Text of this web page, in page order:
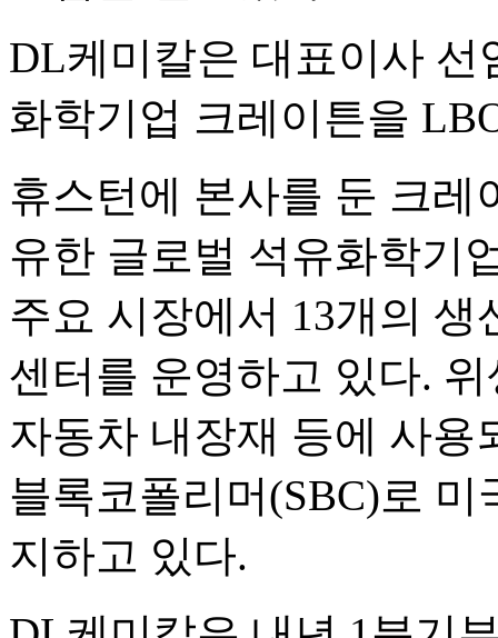
DL케미칼은 대표이사 선
화학기업 크레이튼을
휴스턴에 본사를 둔 크레
유한 글로벌 석유화학기
주요 시장에서 13개의
센터를 운영하고 있다.
자동차 내장재 등에 사용
블록코폴리머(SBC)로
지하고 있다.